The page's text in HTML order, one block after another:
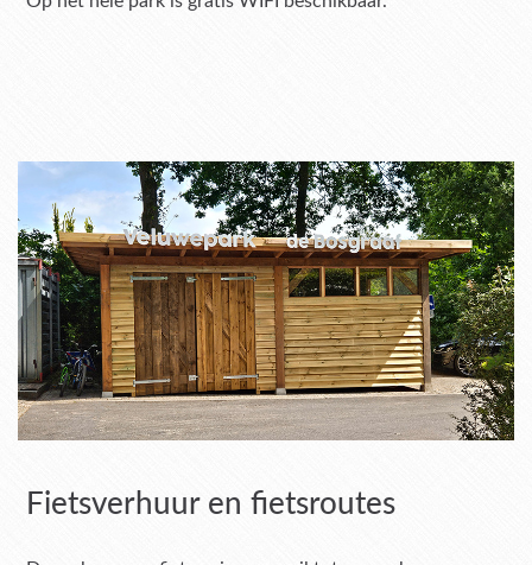
Fietsverhuur en fietsroutes